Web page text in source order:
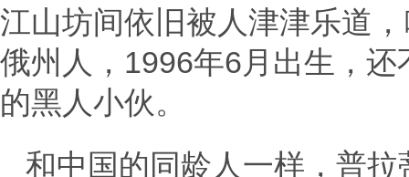
江山坊间依旧被人津津乐道
俄州人，1996年6月出生，
的黑人小伙。
和中国的同龄人一样，普